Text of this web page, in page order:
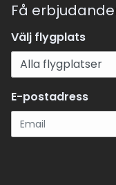
Få
Välj flygplats
E-postadress